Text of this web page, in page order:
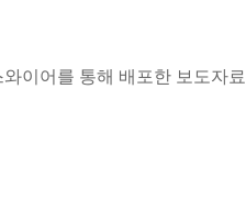
와이어를 통해 배포한 보도자